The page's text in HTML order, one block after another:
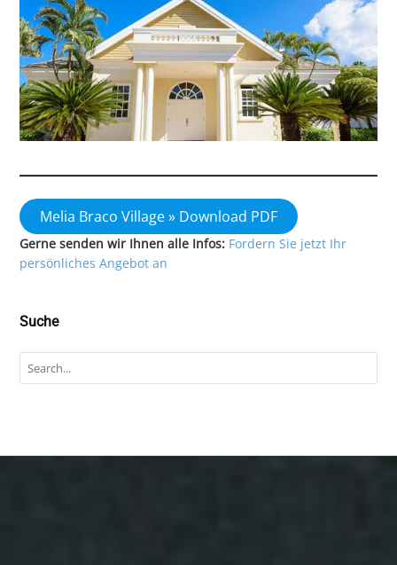
Melia Braco Village » Download PDF
Gerne senden wir Ihnen alle Infos: Fordern Sie jetzt Ihr
persönliches Angebot an
Suche